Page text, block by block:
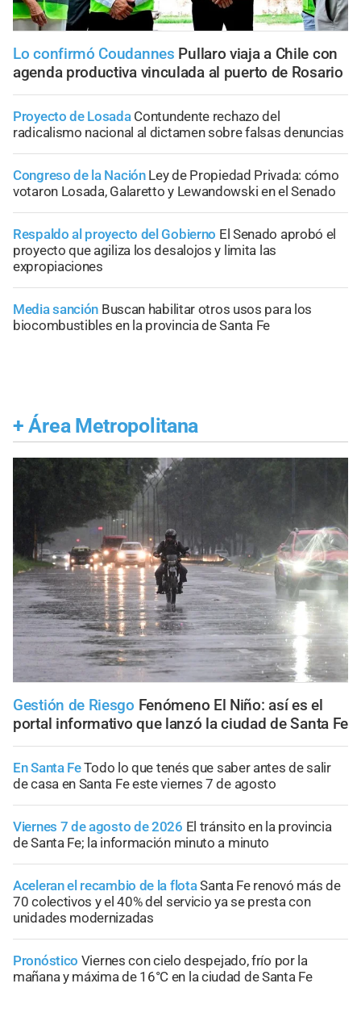
Lo confirmó Coudannes Pullaro viaja a Chile con
agenda productiva vinculada al puerto de Rosario
Proyecto de Losada Contundente rechazo del
radicalismo nacional al dictamen sobre falsas denuncias
Congreso de la Nación Ley de Propiedad Privada: cómo
votaron Losada, Galaretto y Lewandowski en el Senado
Respaldo al proyecto del Gobierno El Senado aprobó el
proyecto que agiliza los desalojos y limita las
expropiaciones
Media sanción Buscan habilitar otros usos para los
biocombustibles en la provincia de Santa Fe
+ Área Metropolitana
Gestión de Riesgo Fenómeno El Niño: así es el
portal informativo que lanzó la ciudad de Santa Fe
En Santa FeTodo lo que tenés que saber antes de salir
de casa en Santa Fe este viernes 7 de agosto
Viernes 7 de agosto de 2026 El tránsito en la provincia
de Santa Fe; la información minuto a minuto
Aceleran el recambio de la flotaSanta Fe renovó más de
70 colectivos y el 40% del servicio ya se presta con
unidades modernizadas
Pronóstico Viernes con cielo despejado, frío por la
mañana y máxima de 16°C en la ciudad de Santa Fe